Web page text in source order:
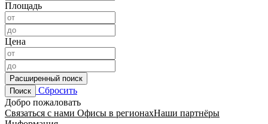
Площадь
Цена
Расширенный поиск
Поиск
Сбросить
Добро пожаловать
Связаться с нами Офисы в регионахНаши партнёры